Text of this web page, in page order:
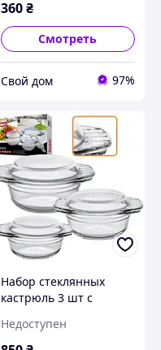
360₴
Смотреть
Свой дом 97%
Набор стеклянных
кастрюль 3 шт с
236711 Термостекло
кастрюли 1.0/1.5/2.5л
Недоступен